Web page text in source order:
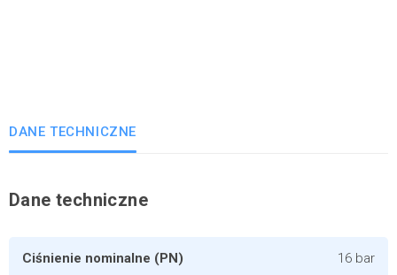
DANE TECHNICZNE
Dane techniczne
Ciśnienie nominalne (PN) 16 bar